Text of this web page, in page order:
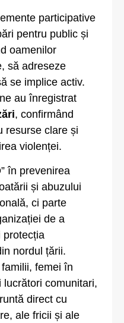
participative
pentru public și
oamenilor
să adreseze
se implice activ.
au înregistrat
, confirmând
resurse clare și
violenței.
în prevenirea
și abuzului
ci parte
de a
protecția
nordul țării.
femei în
comunitari,
direct cu
ale fricii și ale